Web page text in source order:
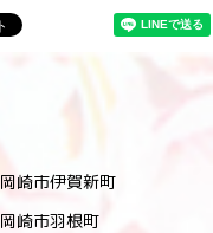
岡崎市伊賀新町
岡崎市羽根町